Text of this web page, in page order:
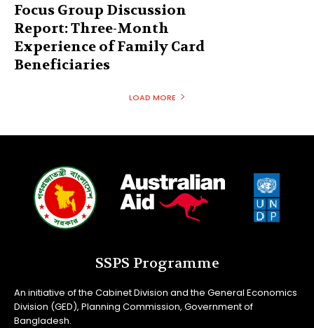
Focus Group Discussion
Report: Three-Month
Experience of Family Card
Beneficiaries
LOAD MORE
SSPS Programme
An initiative of the Cabinet Division and the General Economics
Division (GED), Planning Commission, Government of
Bangladesh.